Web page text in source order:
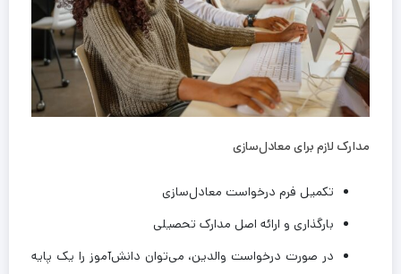
مدارک لازم برای معادل‌سازی
تکمیل فرم درخواست معادل‌سازی
بارگذاری و ارائه اصل مدارک تحصیلی
در صورت درخواست والدین، می‌توان دانش‌آموز را یک پایه